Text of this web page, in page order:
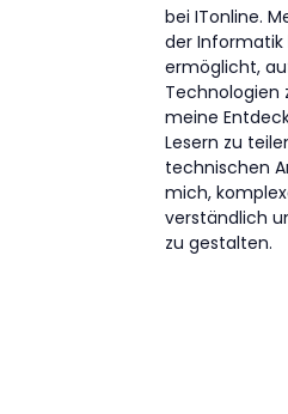
bei ITonline.
der
ermöglicht,
Technologien
meine
Lesern zu
technischen
mich,
verständlich
zu gestalten.